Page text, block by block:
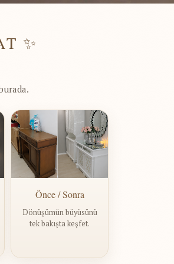
✨
Önce / Sonra
Dönüşümün büyüsünü
tek bakışta keşfet.